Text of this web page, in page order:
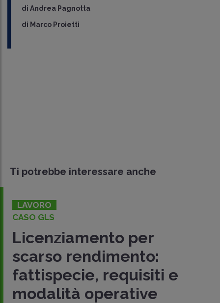
di Andrea Pagnotta
di Marco Proietti
Ti potrebbe interessare anche
LAVORO
CASO GLS
Licenziamento per
scarso rendimento:
fattispecie, requisiti e
modalità operative